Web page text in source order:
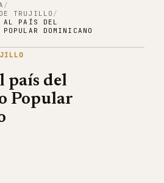
/
TRUJILLO /
AL PAÍS DEL
DOMINICANO
país del
Popular